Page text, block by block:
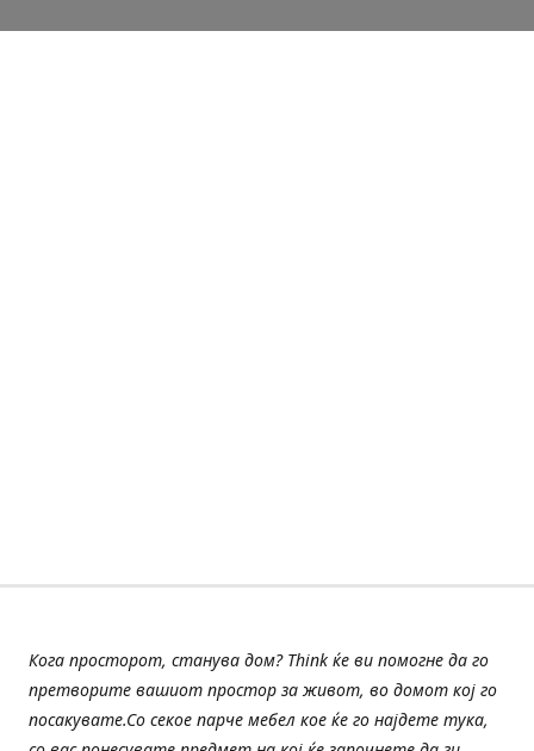
Кога просторот, станува дом? Think ќе ви помогне да го
претворите вашиот простор за живот, во домот кој го
посакувате.Со секое парче мебел кое ќе го најдете тука,